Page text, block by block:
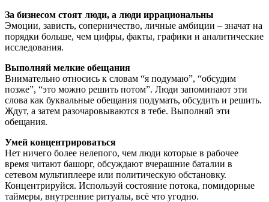
За бизнесом стоят люди, а люди иррациональны
Эмоции, зависть, соперничество, личные амбиции – значат на
порядки больше, чем цифры, факты, графики и аналитические
исследования.
Выполняй мелкие обещания
Внимательно относись к словам “я подумаю”, “обсудим
позже”, “это можно решить потом”. Люди запоминают эти
слова как буквальные обещания подумать, обсудить и решить.
Ждут, а затем разочаровываются в тебе. Выполняй эти
обещания.
Умей концентрироваться
Нет ничего более нелепого, чем люди которые в рабочее
время читают башорг, обсуждают вчерашние баталии в
сетевом мультиплеере или политическую обстановку.
Концентрируйся. Используй состояние потока, помидорные
таймеры, внутренние ритуалы, всё что угодно.